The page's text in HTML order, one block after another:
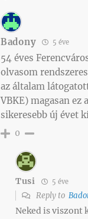
Badony 5 éve
54 éves
olvasom
az általam
VBKE) magasan ez
sikeresebb új évet
0
Tusi 5 éve
Reply to
Neked is viszont